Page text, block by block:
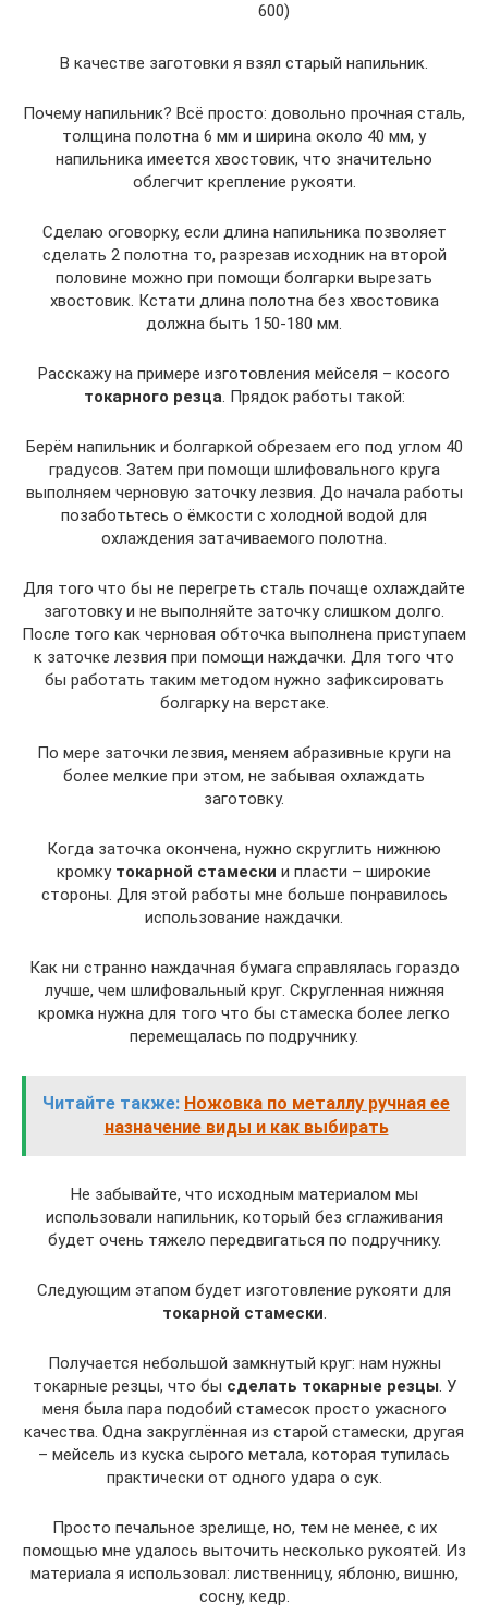
600)
В качестве заготовки я взял старый напильник.
Почему напильник? Всё просто: довольно прочная сталь,
толщина полотна 6 мм и ширина около 40 мм, у
напильника имеется хвостовик, что значительно
облегчит крепление рукояти.
Сделаю оговорку, если длина напильника позволяет
сделать 2 полотна то, разрезав исходник на второй
половине можно при помощи болгарки вырезать
хвостовик. Кстати длина полотна без хвостовика
должна быть 150-180 мм.
Расскажу на примере изготовления мейселя – косого
токарного резца. Прядок работы такой:
Берём напильник и болгаркой обрезаем его под углом 40
градусов. Затем при помощи шлифовального круга
выполняем черновую заточку лезвия. До начала работы
позаботьтесь о ёмкости с холодной водой для
охлаждения затачиваемого полотна.
Для того что бы не перегреть сталь почаще охлаждайте
заготовку и не выполняйте заточку слишком долго.
После того как черновая обточка выполнена приступаем
к заточке лезвия при помощи наждачки. Для того что
бы работать таким методом нужно зафиксировать
болгарку на верстаке.
По мере заточки лезвия, меняем абразивные круги на
более мелкие при этом, не забывая охлаждать
заготовку.
Когда заточка окончена, нужно скруглить нижнюю
кромку токарной стамески и пласти – широкие
стороны. Для этой работы мне больше понравилось
использование наждачки.
Как ни странно наждачная бумага справлялась гораздо
лучше, чем шлифовальный круг. Скругленная нижняя
кромка нужна для того что бы стамеска более легко
перемещалась по подручнику.
Читайте также: Ножовка по металлу ручная ее
назначение виды и как выбирать
Не забывайте, что исходным материалом мы
использовали напильник, который без сглаживания
будет очень тяжело передвигаться по подручнику.
Следующим этапом будет изготовление рукояти для
токарной стамески.
Получается небольшой замкнутый круг: нам нужны
токарные резцы, что бы сделать токарные резцы. У
меня была пара подобий стамесок просто ужасного
качества. Одна закруглённая из старой стамески, другая
– мейсель из куска сырого метала, которая тупилась
практически от одного удара о сук.
Просто печальное зрелище, но, тем не менее, с их
помощью мне удалось выточить несколько рукоятей. Из
материала я использовал: лиственницу, яблоню, вишню,
сосну, кедр.